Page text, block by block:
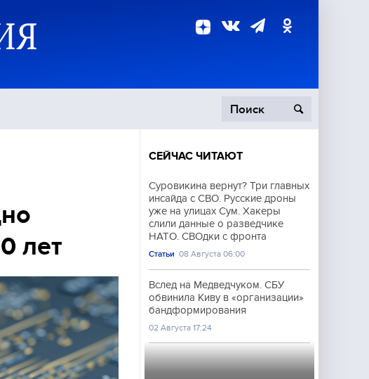
Происшествия
лет
СЕЙЧАС ЧИТАЮТ
Суровикина вернут? Три главных
инсайда с СВО. Русские дроны
уже на улицах Сум. Хакеры
слили данные о разведчике
НАТО. СВОдки с фронта
Статьи 08 Августа 06:00
Вслед на Медведчуком. СБУ
обвинила Киву в «организации»
бандформирования
02 Августа 17:24